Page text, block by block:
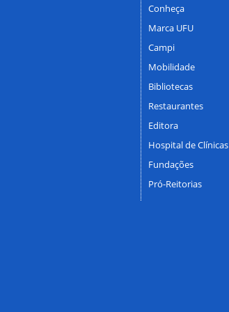
Conheça
Marca UFU
Campi
Mobilidade
Bibliotecas
Restaurantes
Editora
Hospital de Clínicas
Fundações
Pró-Reitorias